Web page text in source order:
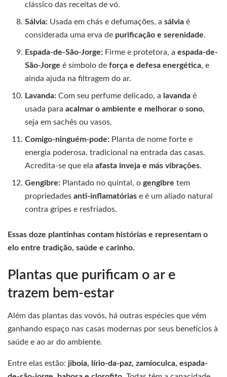
clássico das receitas de vó.
Sálvia: Usada em chás e defumações, asálvia é
considerada uma erva de purificação e serenidade.
Espada-de-São-Jorge: Firme e protetora, aespada-de-
São-Jorge é símbolo deforça e defesa energética, e
ainda ajuda na filtragem do ar.
Lavanda: Com seu perfume delicado, a lavanda é
usada paraacalmar o ambiente e melhorar o sono,
seja em sachês ou vasos.
Comigo-ninguém-pode: Planta de nome forte e
energia poderosa, tradicional na entrada das casas.
Acredita-se que elaafasta inveja e más vibrações.
Gengibre: Plantado no quintal, ogengibre tem
propriedadesanti-inflamatórias e é um aliado natural
contra gripes e resfriados.
Essas doze plantinhas contam histórias e representam o
elo entre tradição, saúde e carinho.
Plantas que purificam o ar e
trazem bem-estar
Além das plantas das vovós, há outras espécies que vêm
ganhando espaço nas casas modernas por seus benefícios à
saúde e ao ar do ambiente.
Entre elas estão: jiboia, lírio-da-paz, zamioculca, espada-